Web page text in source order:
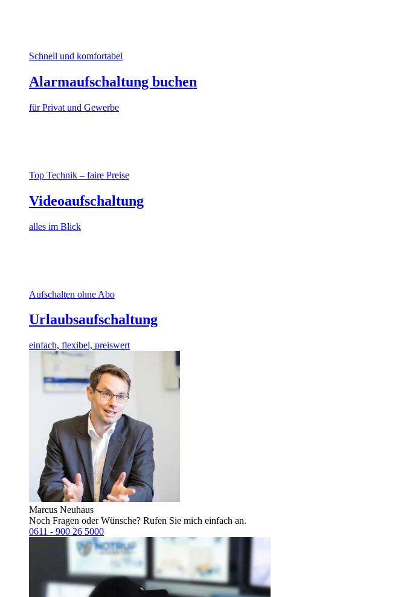
Schnell und komfortabel
Alarmaufschaltung buchen
für Privat und Gewerbe
Top Technik – faire Preise
Videoaufschaltung
alles im Blick
Aufschalten ohne Abo
Urlaubsaufschaltung
einfach, flexibel, preiswert
Marcus Neuhaus
Noch Fragen oder Wünsche? Rufen Sie mich einfach an.
0611 - 900 26 5000